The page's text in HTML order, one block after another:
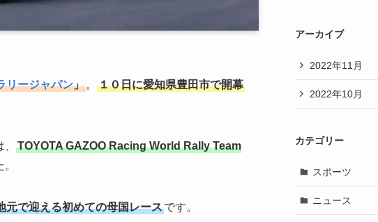
リージャパン」 。
１０日に愛知県豊田市で開幕
、
TOYOTA GAZOO Racing World Rally Team
元で迎える初めての母国レースです。
アーカイブ
2022年11月
2022年10月
カテゴリー
スポーツ
ニュース